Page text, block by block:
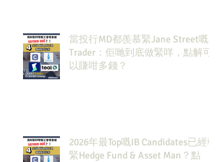
當投行MD都羨慕緊Jane Street嘅
Trader：佢哋到底做緊咩，點解可
以賺咁多錢？
2026年最Top嘅IB Candidates已經報
緊Hedge Fund & Asset Man？點